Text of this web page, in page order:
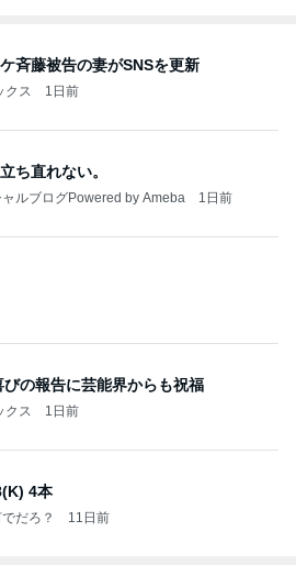
斉藤被告の妻がSNSを更新
クス 1日前
ち直れない。
ルブログPowered by Ameba 1日前
4本
だろ？ 11日前
参加中